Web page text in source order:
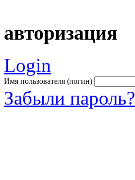
авторизация
Login
Имя пользователя (логин)
Забыли пароль?